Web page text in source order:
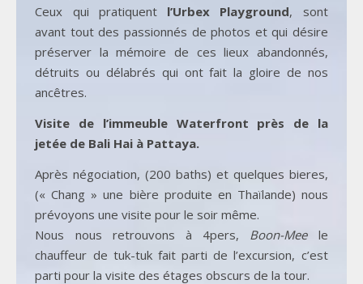
Ceux qui pratiquent l’Urbex Playground, sont
avant tout des passionnés de photos et qui désire
préserver la mémoire de ces lieux abandonnés,
détruits ou délabrés qui ont fait la gloire de nos
ancêtres.
Visite de l’immeuble Waterfront près de la
jetée de Bali Hai à Pattaya.
Après négociation, (200 baths) et quelques bieres,
(« Chang » une bière produite en Thaïlande) nous
prévoyons une visite pour le soir même.
Nous nous retrouvons à 4pers, Boon-Meele
chauffeur de tuk-tuk fait parti de l’excursion, c’est
parti pour la visite des étages obscurs de la tour.